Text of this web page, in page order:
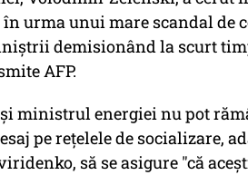
urma unui mare scandal de
demisionând la scurt
AFP.
ministrul energiei nu pot
pe reţelele de socializare,
să se asigure "că